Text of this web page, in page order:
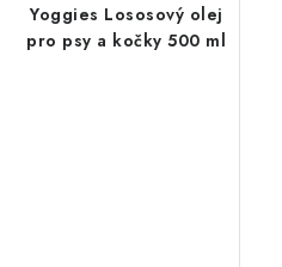
Yoggies Lososový olej
pro psy a kočky 500 ml